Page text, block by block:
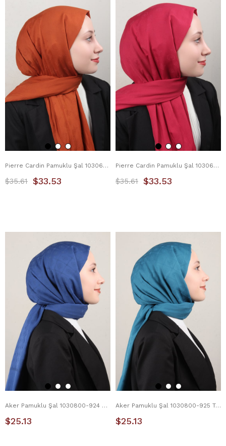
Pierre Cardin Pamuklu Şal 1030600-961 Kiremit
$33.53
$35.61
Pierre Cardin Pamuklu Şal 1030600-991 Fuşya
$33.53
$35.61
Aker Pamuklu Şal 1030800-924 Parlament Mavi
$25.13
Aker Pamuklu Şal 1030800-925 Turkuaz
$25.13